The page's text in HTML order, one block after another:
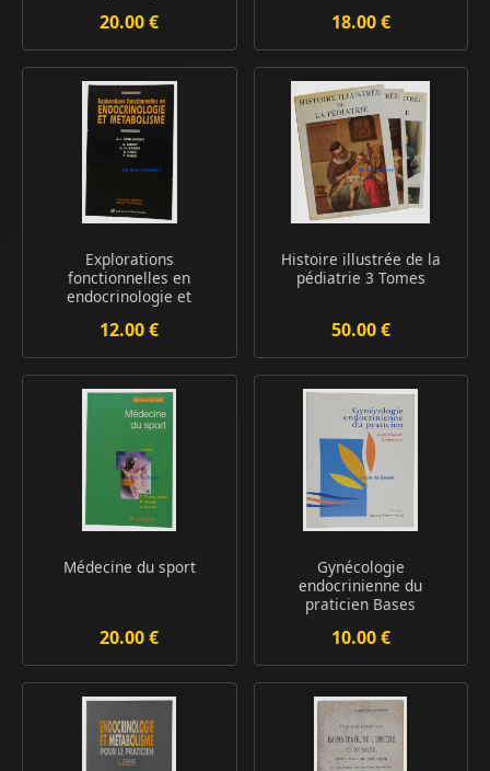
20.00 € 18.00 €
Explorations
fonctionnelles en
endocrinologie et
12.00 €
Histoire illustrée de la
pédiatrie 3 Tomes
50.00 €
Médecine du sport
20.00 €
Gynécologie
endocrinienne du
praticien Bases
10.00 €